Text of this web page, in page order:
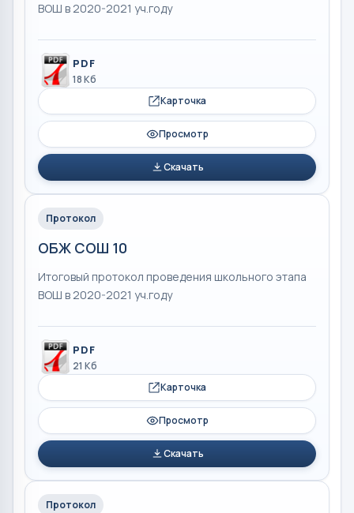
ВОШ в 2020-2021 уч.году
PDF
18 Кб
Карточка
Просмотр
Скачать
Протокол
ОБЖ СОШ 10
Итоговый протокол проведения школьного этапа
ВОШ в 2020-2021 уч.году
PDF
21 Кб
Карточка
Просмотр
Скачать
Протокол